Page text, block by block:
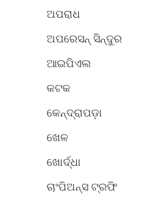
ଅପରାଧ
ଅପରେସନ୍ ସିନ୍ଦୁର
ଆଇପିଏଲ
କଟକ
କେନ୍ଦ୍ରାପଡ଼ା
ଖେଳ
ଖୋର୍ଦ୍ଧା
ଚାଂପିଅନ୍ସ ଟ୍ରଫି